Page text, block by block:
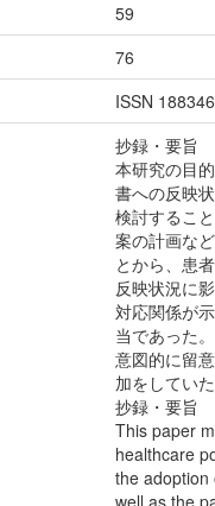
59
76
ISSN
抄録・要旨
本研究の目
書への反映
検討するこ
案の計画な
とから、患
反映状況に
対応関係が
当であった
意図的に留
加をしてい
抄録・要旨
This paper
healthcare
the adoption
well as the